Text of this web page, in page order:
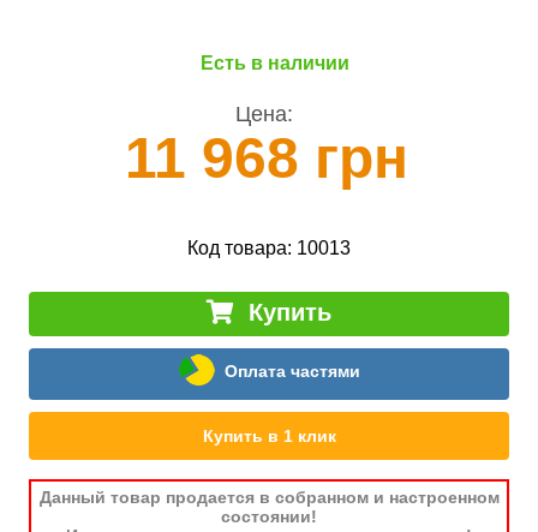
Есть в наличии
Цена:
11 968 грн
Код товара: 10013
Купить
Оплата частями
Купить в 1 клик
Данный товар продается в собранном и настроенном
состоянии!